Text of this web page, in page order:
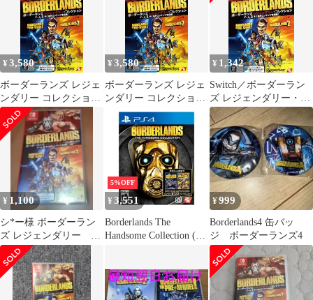
¥3,580
ボーダーランズ レジェ
ンダリー コレクション
- Switch 【CEROレーテ
ィング(中古品)
¥3,580
ボーダーランズ レジェ
ンダリー コレクション
- Switch 【CEROレーテ
ィング(中古品)
¥ 1,342
Switch／ボーダーラン
ズ レジェンダリー・コ
レクション
【CERO「Z」】[18歳
以上対象]
¥ 1,100
シ*ー様 ボーダーラン
ズ レジェンダリー コ
レクション Switch
5%OFF
¥ 3,551
Borderlands The
Handsome Collection (輸
¥999
Borderlands4 缶バッ
ジ ボーダーランズ4